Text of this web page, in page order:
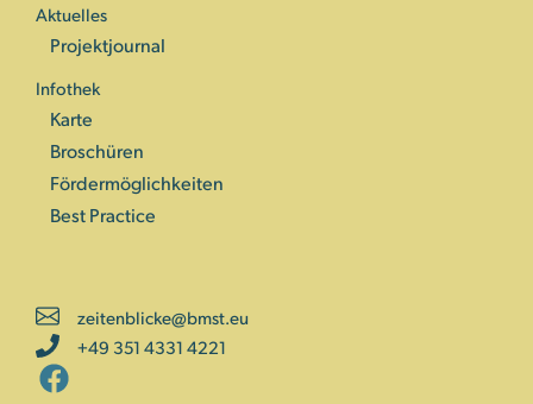
Aktuelles
Projektjournal
Infothek
Karte
Broschüren
Fördermöglichkeiten
Best Practice
zeitenblicke@bmst.eu
+49 351 4331 4221